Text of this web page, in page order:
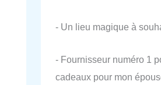
- Un lieu magique à
- Fournisseur numéro 1
cadeaux pour mon